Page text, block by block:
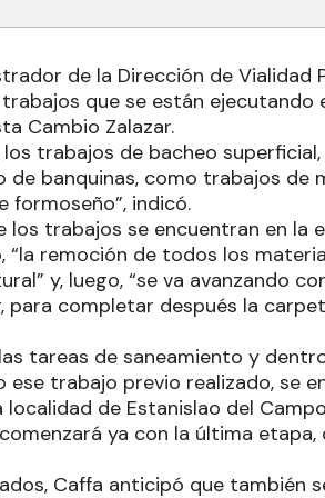
de la Dirección de Vialidad
que se están ejecutando
Cambio Zalazar.
trabajos de bacheo
de banquinas, como trabajos de
indicó.
los trabajos se encuentran en la
“la remoción de todos los
y, luego, “se va avanzando
para completar después la
tareas de saneamiento y
trabajo previo realizado, se
de Estanislao del
ya con la última etapa,
Caffa anticipó que también